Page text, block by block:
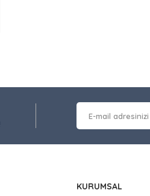
Ürün fiyatı diğer sitelerden daha
KURUMSAL